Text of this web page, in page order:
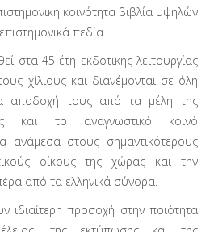
κοινότητα βιβλία υψηλών
πεδία.
στα 45 έτη εκδοτικής λειτουργίας
χίλιους και διανέμονται σε όλη
αποδοχή τους από τα μέλη της
και το αναγνωστικό κοινό
ανάμεσα στους σημαντικότερους
οίκους της χώρας και την
από τα ελληνικά σύνορα.
ιδιαίτερη προσοχή στην ποιότητα